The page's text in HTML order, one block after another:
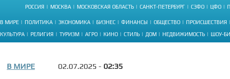
РОССИЯ МОСКВА МОСКОВСКАЯ ОБЛАСТЬ САНКТ-ПЕТЕРБУРГ СЗФО ЦФО
В МИРЕ ПОЛИТИКА ЭКОНОМИКА БИЗНЕС ФИНАНСЫ ОБЩЕСТВО ПРОИСШЕСТВИЯ
КУЛЬТУРА РЕЛИГИЯ ТУРИЗМ АГРО КИНО СТИЛЬ ДОМ НЕДВИЖИМОСТЬ ШОУ-
В МИРЕ 02.07.2025 - 02:35